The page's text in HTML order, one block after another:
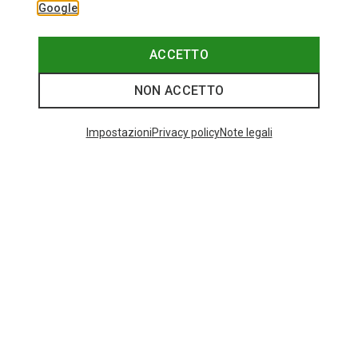
Google
ACCETTO
NON ACCETTO
ImpostazioniPrivacy policyNote legali